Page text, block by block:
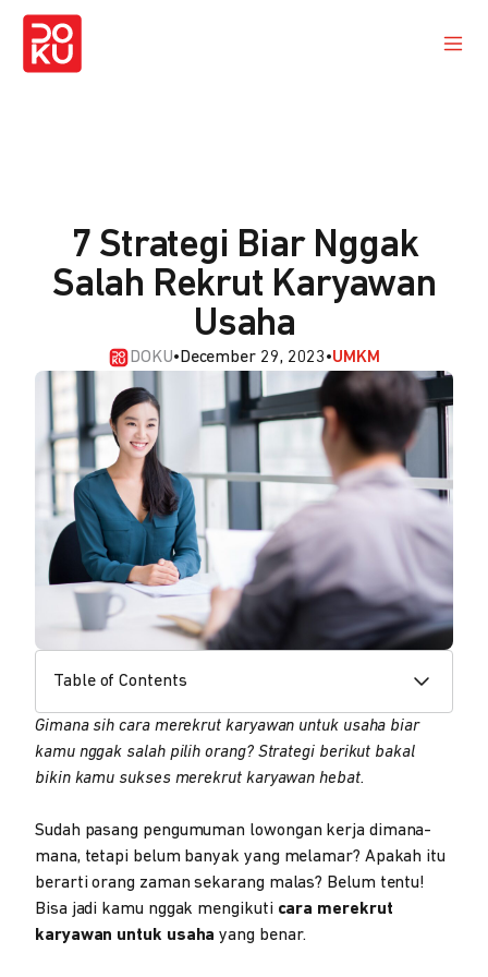
7 Strategi Biar Nggak
Salah Rekrut Karyawan
Usaha
DOKU• December 29, 2023•UMKM
Table of Contents
Gimana sih cara merekrut karyawan untuk usaha biar
kamu nggak salah pilih orang? Strategi berikut bakal
bikin kamu sukses merekrut karyawan hebat.
Sudah pasang pengumuman lowongan kerja dimana-
mana, tetapi belum banyak yang melamar? Apakah itu
berarti orang zaman sekarang malas? Belum tentu!
Bisa jadi kamu nggak mengikuti cara merekrut
karyawan untuk usaha yang benar.